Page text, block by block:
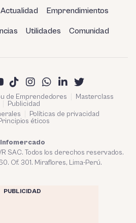
Actualidad Emprendimientos
Utilidades Comunidad
de Emprendedores
Masterclass
Publicidad
Políticas de privacidad
éticos
Infomercado
SAC. Todos los derechos reservados.
Of. 301. Miraflores, Lima-Perú.
PUBLICIDAD